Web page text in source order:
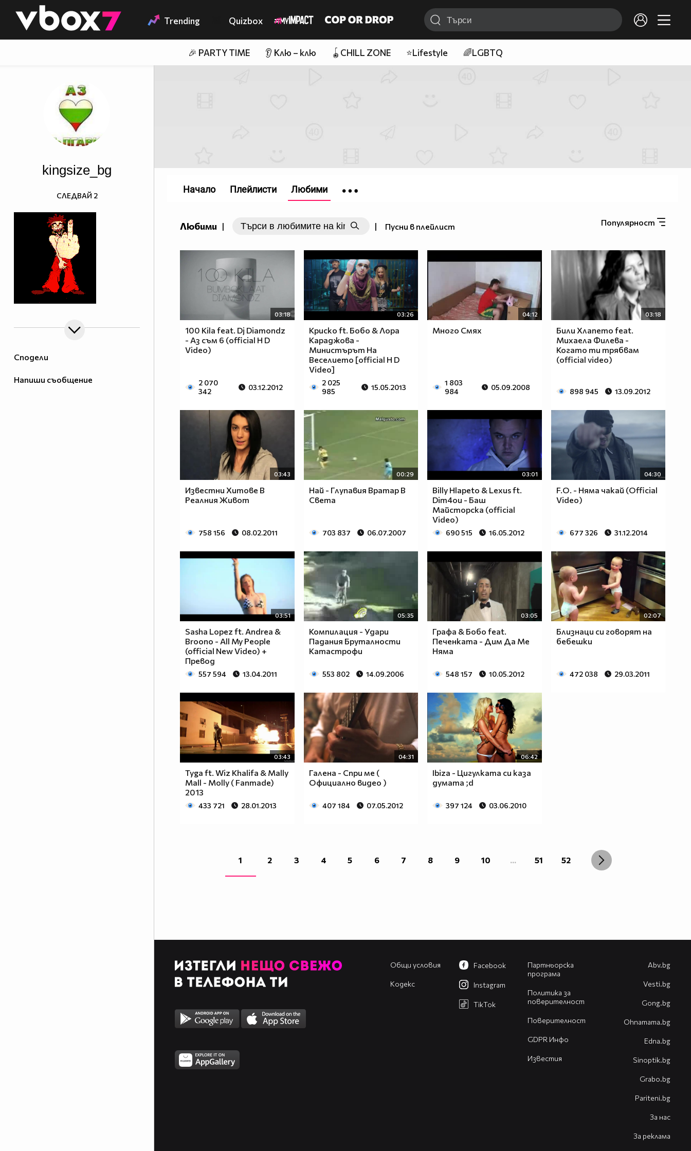
👾 Trending Quizbox
🎉 PARTY TIME 👂 Клю – клю 🪀CHILL ZONE ⭐Lifestyle 🌈LGBTQ
Сподели
Напиши съобщение
kingsize_bg
СЛЕДВАЙ 2
Любими | | Пусни в плейлист Популярност
03:18
100 Kila feat. Dj Diamondz
- Аз съм 6 (official H D
Video)
2 070
342
03.12.2012
03:26
Криско ft. Бобо & Лора
Караджова -
Министърът На
Веселието [official H D
Video]
2 025
985
15.05.2013
04:12
Много Смях
1 803
984
05.09.2008
03:18
Били Хлапето feat.
Михаела Филева -
Когато ти трябвам
(official video)
898 945 13.09.2012
03:43
Известни Хитовe В
Реалния Живот
758 156 08.02.2011
00:29
Най - Глупавия Вратар В
Света
703 837 06.07.2007
03:01
Billy Hlapeto & Lexus ft.
Dim4ou - Баш
Майсторска (official
Video)
690 515 16.05.2012
04:30
F.O. - Няма чакай (Official
Video)
677 326 31.12.2014
03:51
Sasha Lopez ft. Andrea &
Broono - All My People
(official New Video) +
Превод
557 594 13.04.2011
05:35
Компилация - Удари
Падания Бруталности
Катастрофи
553 802 14.09.2006
03:05
Графа & Бобо feat.
Печенката - Дим Да Ме
Няма
548 157 10.05.2012
02:07
Близнаци си говорят на
бебешки
472 038 29.03.2011
03:43
Tyga ft. Wiz Khalifa & Mally
Mall - Molly ( Fanmade)
2013
433 721 28.01.2013
04:31
Галена - Спри ме (
Официално видео )
407 184 07.05.2012
06:42
Ibiza - Цигулката си каза
думата ;d
397 124 03.06.2010
1 2 3 4 5 6 7 8 9 10 ... 51 52
Начало Плейлисти Любими
Общи условия
Кодекс
Партньорска
програма
Политика за
поверителност
Поверителност
GDPR Инфо
Известия
Facebook
Instagram
TikTok
Abv.bg
Vesti.bg
Gong.bg
Оhnamama.bg
Edna.bg
Sinoptik.bg
Grabo.bg
Pariteni.bg
За нас
За реклама